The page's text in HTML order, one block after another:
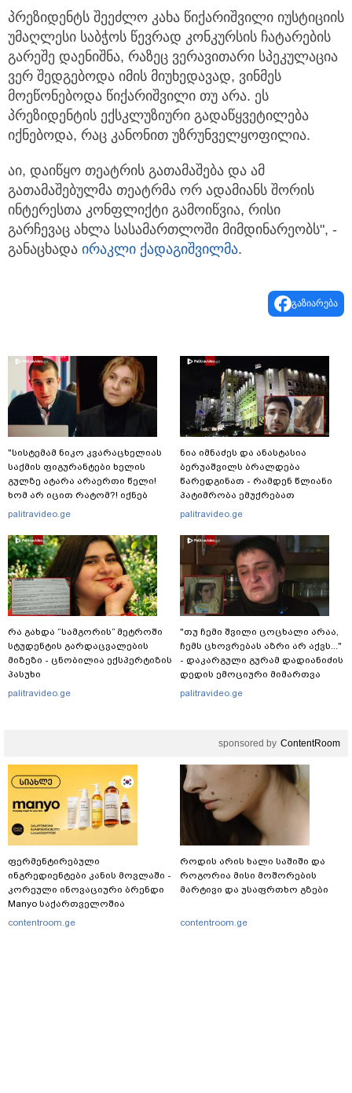
პრეზიდენტს შეეძლო კახა წიქარიშვილი იუსტიციის
უმაღლესი საბჭოს წევრად კონკურსის ჩატარების
გარეშე დაენიშნა, რაზეც ვერავითარი სპეკულაცია
ვერ შედგებოდა იმის მიუხედავად, ვინმეს
მოეწონებოდა წიქარიშვილი თუ არა. ეს
პრეზიდენტის ექსკლუზიური გადაწყვეტილება
იქნებოდა, რაც კანონით უზრუნველყოფილია.
აი, დაიწყო თეატრის გათამაშება და ამ
გათამაშებულმა თეატრმა ორ ადამიანს შორის
ინტერესთა კონფლიქტი გამოიწვია, რისი
გარჩევაც ახლა სასამართლოში მიმდინარეობს", -
განაცხადა ირაკლი ქადაგიშვილმა.
გაზიარება
"სისტემამ ნიკო კვარაცხელიას
საქმის ფიგურანტები ხელის
გულზე ატარა არაერთი წელი!
ხომ არ იცით რატომ?! იქნებ
იმიტომ რომ თავად
კვარაცხელიას დედა
განცხადებას ავრცელებს
palitravideo.ge
რა გახდა “სამგორის” მეტროში
სტუდენტის გარდაცვალების
მიზეზი - ცნობილია ექსპერტიზის
პასუხი
palitravideo.ge
ნია იმნაძეს და ანასტასია
ბერუაშვილს ბრალდება
წარედგინათ - რამდენ წლიანი
პატიმრობა ემუქრებათ
არასრულწლოვნებს?
palitravideo.ge
"თუ ჩემი შვილი ცოცხალი არაა,
ჩემს ცხოვრებას აზრი არ აქვს..."
- დაკარგული გურამ დადიანიძის
დედის ემოციური მიმართვა
palitravideo.ge
sponsored by ContentRoom
ფერმენტირებული
ინგრედიენტები კანის მოვლაში -
კორეული ინოვაციური ბრენდი
Manyo საქართველოშია
contentroom.ge
როდის არის ხალი საშიში და
როგორია მისი მოშორების
მარტივი და უსაფრთხო გზები
contentroom.ge